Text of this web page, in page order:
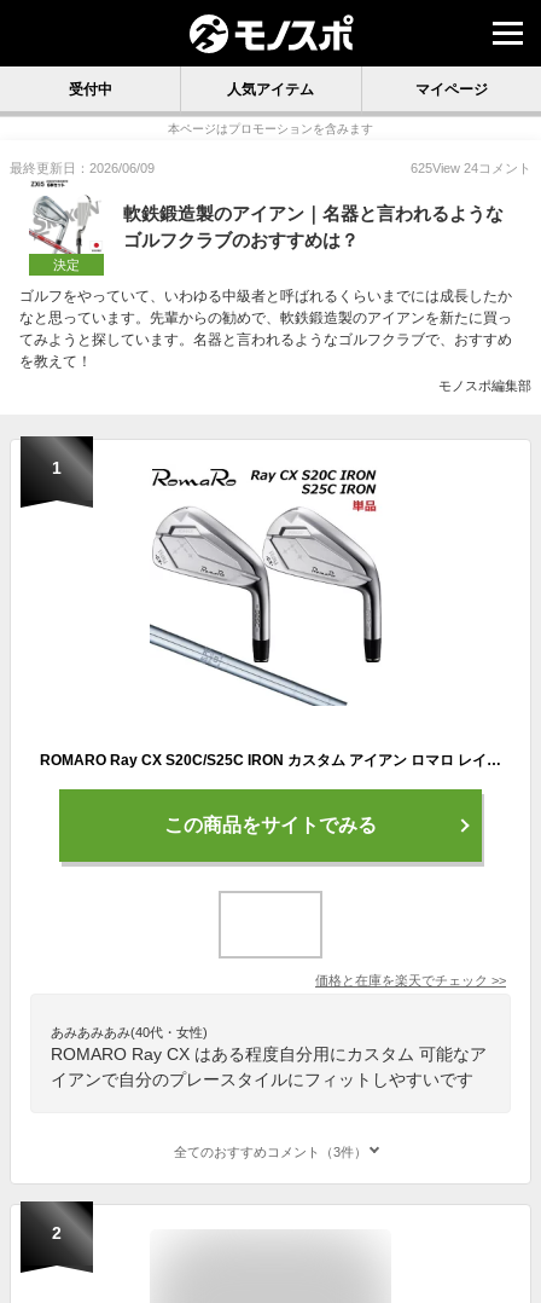
受付中 人気アイテム マイページ
本ページはプロモーションを含みます
最終更新日：2026/06/09 625View 24コメント
決定
軟鉄鍛造製のアイアン｜名器と言われるような
ゴルフクラブのおすすめは？
ゴルフをやっていて、いわゆる中級者と呼ばれるくらいまでには成長したか
なと思っています。先輩からの勧めで、軟鉄鍛造製のアイアンを新たに買っ
てみようと探しています。名器と言われるようなゴルフクラブで、おすすめ
を教えて！
モノスポ編集部
1
ROMARO Ray CX S20C/S25C IRON カスタム アイアン ロマロ レイ シーエックス アイアンセット 単品アイアン N.S.PRO 950GH スチールシャフト 軟鉄鍛造アイアン アスリート アベレージ 【日本正規品】
この商品をサイトでみる
価格と在庫を楽天でチェック >>
あみあみあみ(40代・女性)
ROMARO Ray CX はある程度自分用にカスタム 可能なア
イアンで自分のプレースタイルにフィットしやすいです
全てのおすすめコメント（3件）
2